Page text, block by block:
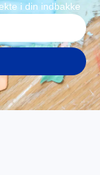
i din indbakke